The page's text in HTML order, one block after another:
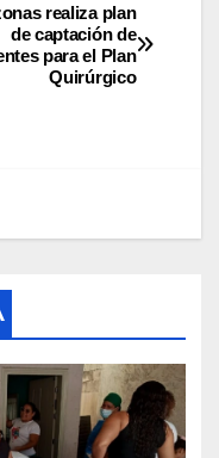
realiza plan
de captación de
para el Plan
Quirúrgico